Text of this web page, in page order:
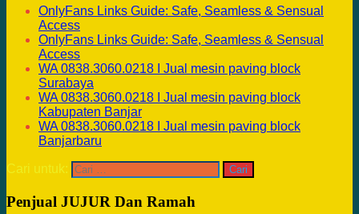
OnlyFans Links Guide: Safe, Seamless & Sensual
Access
OnlyFans Links Guide: Safe, Seamless & Sensual
Access
WA 0838.3060.0218 I Jual mesin paving block
Surabaya
WA 0838.3060.0218 I Jual mesin paving block
Kabupaten Banjar
WA 0838.3060.0218 I Jual mesin paving block
Banjarbaru
Cari untuk:
Penjual JUJUR Dan Ramah